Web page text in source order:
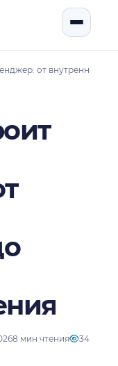
от внутреннего
8 мин чтения 34